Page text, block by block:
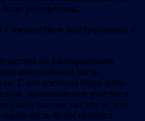
расстреляны.
имуществом расстрелянных в
по распоряжению
авиационной части,
С его согласия было дано
принимавшим участие в
имущества все то, что
часть более ценного